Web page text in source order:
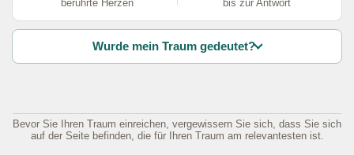
berührte Herzen bis zur Antwort
Wurde mein Traum gedeutet?
Bevor Sie Ihren Traum einreichen, vergewissern Sie sich, dass Sie sich
auf der Seite befinden, die für Ihren Traum am relevantesten ist.